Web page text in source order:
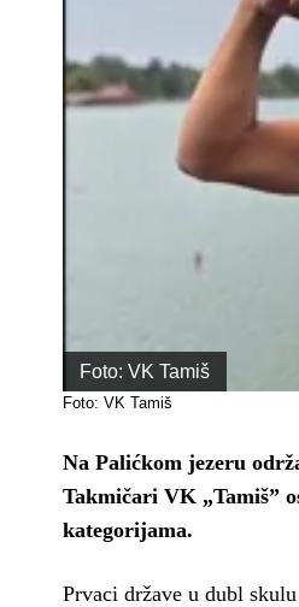
Foto: VK Tamiš
Foto: VK Tamiš
Na Palićkom jezeru
Takmičari VK „Tamiš”
kategorijama.
Prvaci države u dubl